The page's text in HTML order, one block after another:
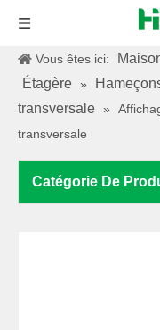
Vous êtes ici:
Étagère »
transversale »
transversale
Catégorie De